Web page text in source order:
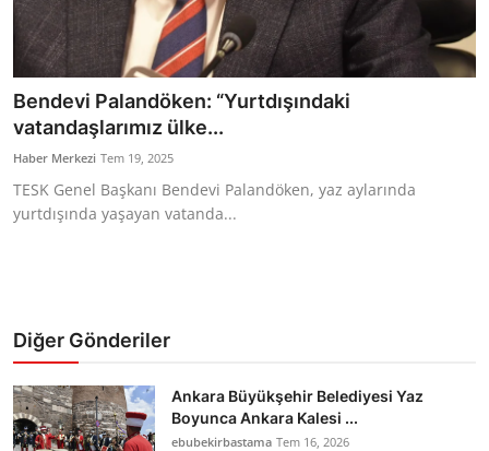
Sivil Toplum Kuruluşları
Kamu Kurumları ve Üst Kurullar
Resmi Reklamlar
Bendevi Palandöken: “Yurtdışındaki
vatandaşlarımız ülke...
Haber Merkezi Tem 19, 2025
TESK Genel Başkanı Bendevi Palandöken, yaz aylarında
yurtdışında yaşayan vatanda...
Diğer Gönderiler
Ankara Büyükşehir Belediyesi Yaz
Boyunca Ankara Kalesi ...
ebubekirbastama Tem 16, 2026